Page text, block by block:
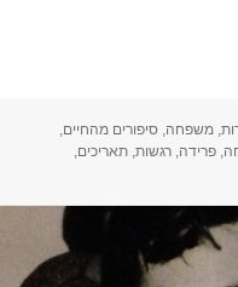
פוסט אורחת
,משפחה,סיפורים מהחיים,
,פרידה,רגשות,תאריכים,
פוסט אורחת